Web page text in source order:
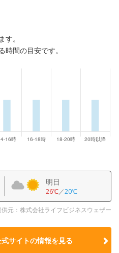
。
間の目安です。
明日
26℃／20℃
元：株式会社ライフビジネスウェザー
サイトの情報を見る